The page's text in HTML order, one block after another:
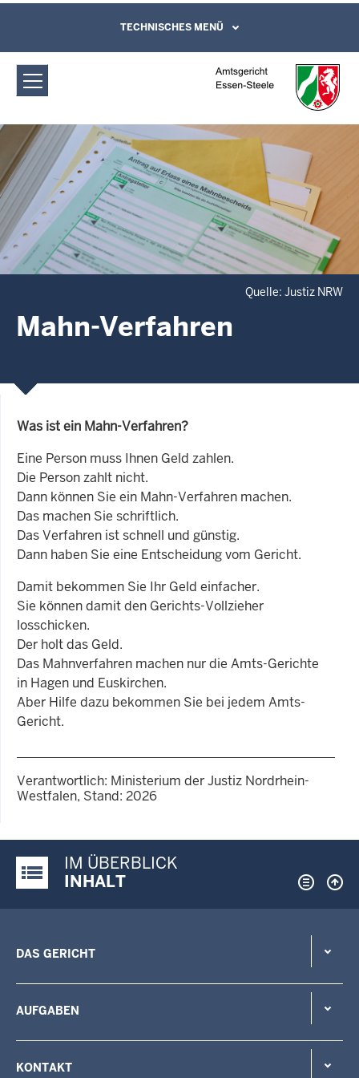
Amtsgericht Essen-Steele: Mahn-
Verfahren
Direkt zum Inhalt
Leichte Sprache, Gebärdensprachenvideo
und Kontaktformular
TECHNISCHES MENÜ
Quelle: Justiz NRW
Mahn-Verfahren
Was ist ein Mahn-Verfahren?
Eine Person muss Ihnen Geld zahlen.
Die Person zahlt nicht.
Dann können Sie ein Mahn-Verfahren machen.
Das machen Sie schriftlich.
Das Verfahren ist schnell und günstig.
Dann haben Sie eine Entscheidung vom Gericht.
Damit bekommen Sie Ihr Geld einfacher.
Sie können damit den Gerichts-Vollzieher
losschicken.
Der holt das Geld.
Das Mahnverfahren machen nur die Amts-Gerichte
in Hagen und Euskirchen.
Aber Hilfe dazu bekommen Sie bei jedem Amts-
Gericht.
Verantwortlich: Ministerium der Justiz Nordrhein-
Westfalen, Stand: 2026
Justiz-Portal im Überblick:
IM ÜBERBLICK
INHALT
DAS GERICHT
AUFGABEN
KONTAKT